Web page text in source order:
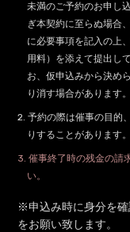
未満のご予約のお申し
ぎ本契約に至らぬ場合
に必要事項を記入の上
用料）を添えて提出し
お、仮申込みから決め
り消す場合があります。
2. 予約の際は催事の目的
りすることがあります。
3. 催事終了時の残金の請
い。
※申込み時に身分を
をお願い致します。